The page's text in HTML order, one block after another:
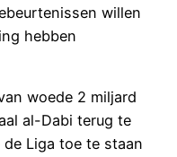
willen
hebben
woede 2 miljard
al-Dabi terug te
Liga toe te staan